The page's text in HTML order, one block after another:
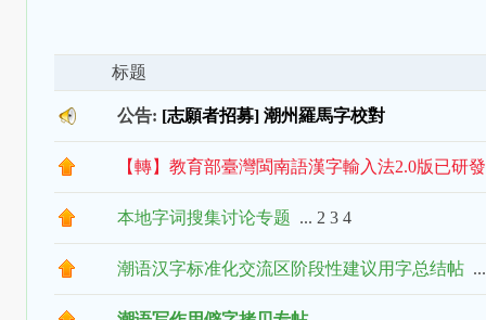
标题
公告: [志願者招募] 潮州羅馬字校對
【轉】教育部臺灣閩南語漢字輸入法2.0版已研
本地字词搜集讨论专题 ... 2 3 4
潮语汉字标准化交流区阶段性建议用字总结帖